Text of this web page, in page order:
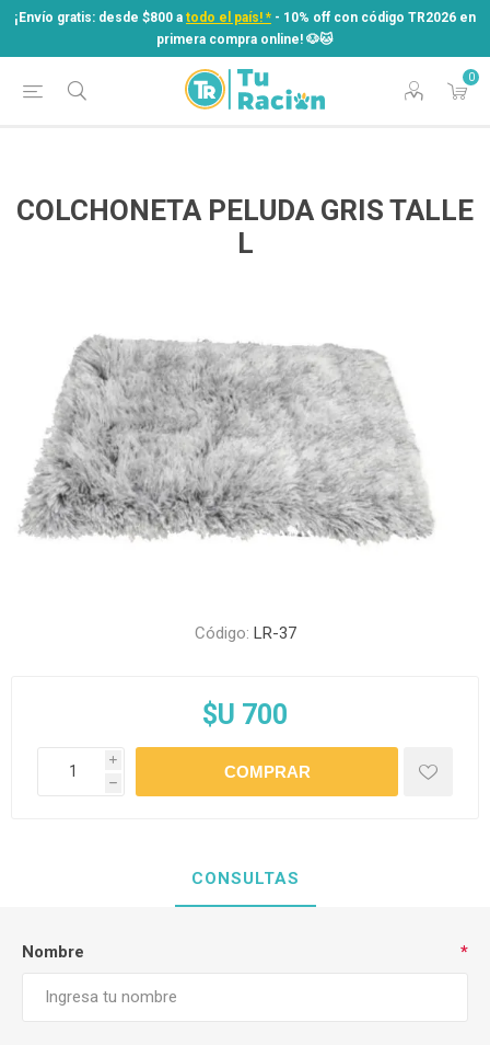
¡Envío gratis: desde $800 a todo el país! * - 10% off con código TR2026 en
primera compra online! ​🐶​🐱
0
¡Envío gratis: desde $800 atodo el país! *
- 10% off con código TR2026 en
primera compra online! ​🐶​🐱
COLCHONETA PELUDA GRIS TALLE
L
Código: LR-37
$U 700
i
h
CONSULTAS
Nombre *